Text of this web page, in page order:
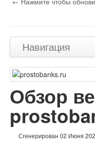
Навигация
Наверх
Ссылки
Обзор
Сгенерирован 02 Июня